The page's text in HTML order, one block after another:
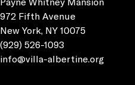
972 Fifth Avenue
New York, NY 10075
(929) 526-1093
info@villa-albertine.org